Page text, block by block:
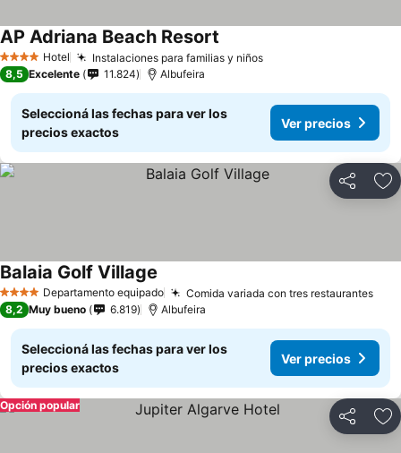
4 EstrellasHotel Instalaciones para familias y niñosVer precios
AP Adriana Beach Resort
8,5 Excelente 11.824 Albufeira
Seleccioná las fechas para ver los
precios exactos
Ver precios
Compartir
4 EstrellasDepartamento equipado Comida variada con tres restaurantesVer
Balaia Golf Village
8,2 Muy bueno 6.819 Albufeira
Seleccioná las fechas para ver los
precios exactos
Ver precios
Compartir
Opción popular